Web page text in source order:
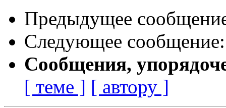
Предыдущее
Следующее
Сообщения,
[ теме ] [ автору ]